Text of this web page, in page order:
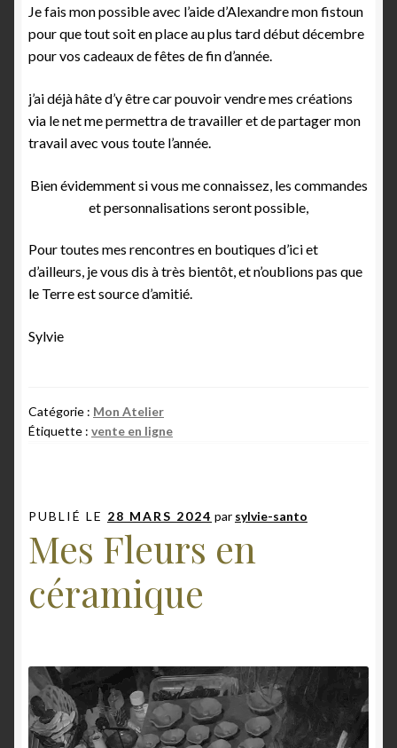
Je fais mon possible avec l’aide d’Alexandre mon fistoun
pour que tout soit en place au plus tard début décembre
pour vos cadeaux de fêtes de fin d’année.
j’ai déjà hâte d’y être car pouvoir vendre mes créations
via le net me permettra de travailler et de partager mon
travail avec vous toute l’année.
Bien évidemment si vous me connaissez, les commandes
et personnalisations seront possible,
Pour toutes mes rencontres en boutiques d’ici et
d’ailleurs, je vous dis à très bientôt, et n’oublions pas que
le Terre est source d’amitié.
Sylvie
Catégorie : Mon Atelier
Étiquette : vente en ligne
PUBLIÉ LE 28 MARS 2024 par sylvie-santo
Mes Fleurs en
céramique